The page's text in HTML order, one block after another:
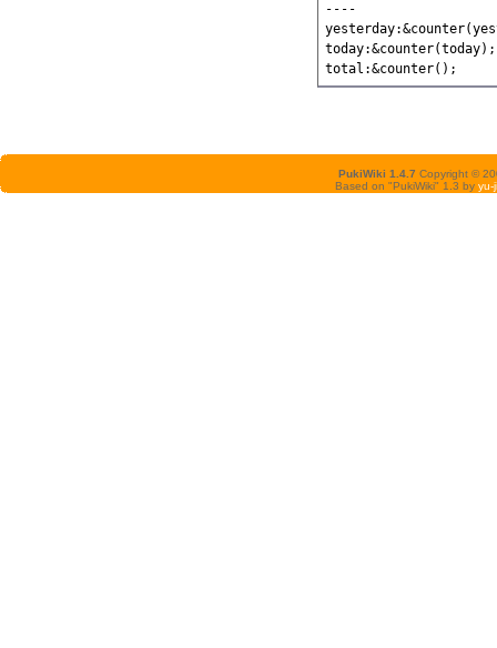
----
today:&counter(today);
PukiWiki 1.4.7 Copyright ©
Based on "PukiWiki" 1.3 by yu-ji